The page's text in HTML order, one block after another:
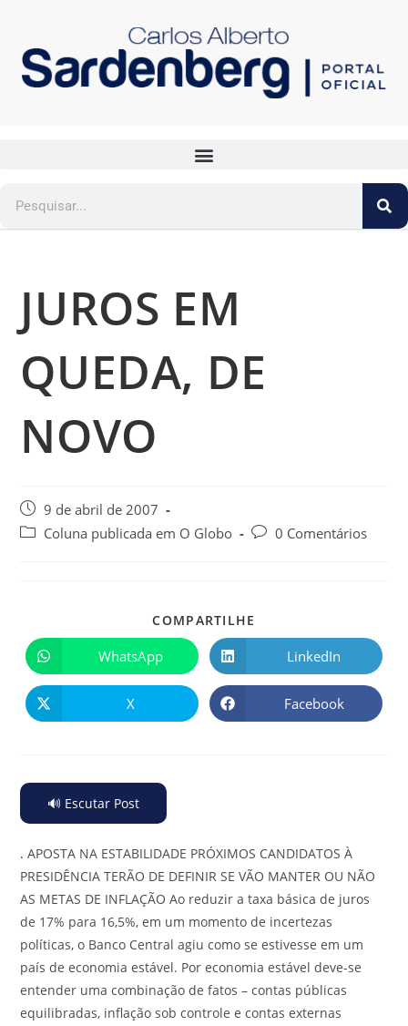
JUROS EM
QUEDA, DE
NOVO
9 de abril de 2007
Coluna publicada em O Globo
0 Comentários
COMPARTILHE
WhatsApp LinkedIn
X Facebook
🔊 Escutar Post
. APOSTA NA ESTABILIDADE PRÓXIMOS CANDIDATOS À
PRESIDÊNCIA TERÃO DE DEFINIR SE VÃO MANTER OU NÃO
AS METAS DE INFLAÇÃO Ao reduzir a taxa básica de juros
de 17% para 16,5%, em um momento de incertezas
políticas, o Banco Central agiu como se estivesse em um
país de economia estável. Por economia estável deve-se
entender uma combinação de fatos – contas públicas
equilibradas, inflação sob controle e contas externas